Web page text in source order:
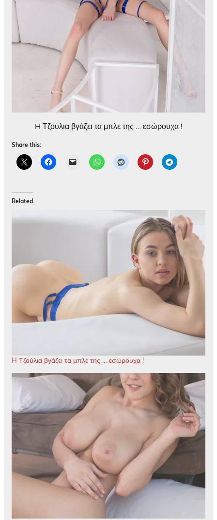
H Τζούλια βγάζει τα μπλε της … εσώρουχα !
Share this:
Related
H Τζούλια βγάζει τα μπλε της … εσώρουχα !